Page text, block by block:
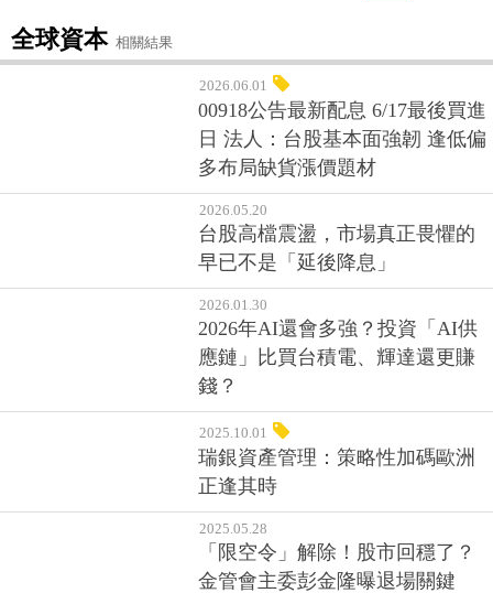
全球資本 相關結果
2026.06.01
00918公告最新配息 6/17最後買進
日 法人：台股基本面強韌 逢低偏
多布局缺貨漲價題材
2026.05.20
台股高檔震盪，市場真正畏懼的
早已不是「延後降息」
2026.01.30
2026年AI還會多強？投資「AI供
應鏈」比買台積電、輝達還更賺
錢？
2025.10.01
瑞銀資產管理：策略性加碼歐洲
正逢其時
2025.05.28
「限空令」解除！股市回穩了？
金管會主委彭金隆曝退場關鍵